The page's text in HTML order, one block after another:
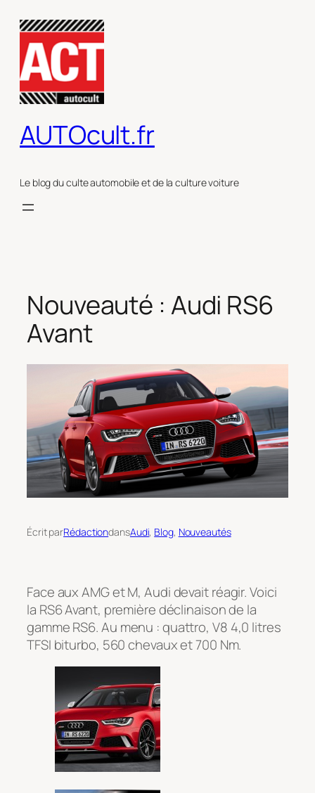
contenu
AUTOcult.fr
Le blog du culte automobile et de la culture voiture
Nouveauté : Audi RS6
Avant
Écrit parRédactiondansAudi, Blog, Nouveautés
Face aux AMG et M, Audi devait réagir. Voici
la RS6 Avant, première déclinaison de la
gamme RS6. Au menu : quattro, V8 4,0 litres
TFSI biturbo, 560 chevaux et 700 Nm.